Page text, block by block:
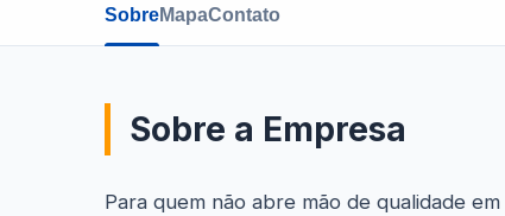
SobreMapaContato
Sobre a Empresa
Para quem não abre mão de qualidade em